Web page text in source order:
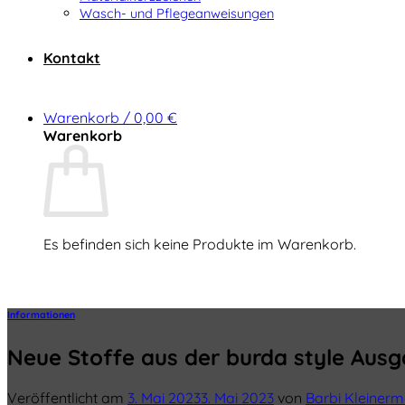
Wasch- und Pflegeanweisungen
Kontakt
Warenkorb / 0,00 €
Warenkorb
Es befinden sich keine Produkte im Warenkorb.
Informationen
Neue Stoffe aus der burda style
Veröffentlicht am 3. Mai 20233. Mai 2023 von Barbi